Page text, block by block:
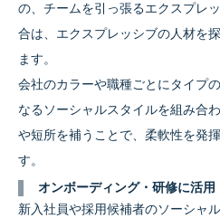
の、チームを引っ張るエクスプレ
合は、エクスプレッシブの人材を
ます。
会社のカラーや職種ごとにタイプ
なるソーシャルスタイルを組み合
や短所を補うことで、柔軟性を発
す。
オンボーディング・研修に活用
新入社員や採用候補者のソーシャ